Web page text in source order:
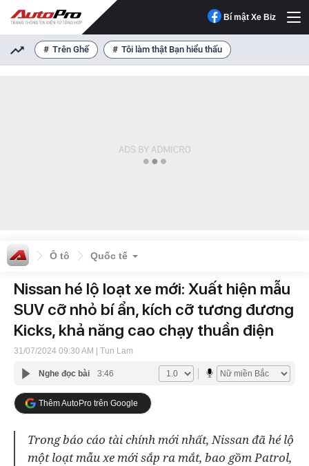
Bí mật Xe Biz
Trên Ghế Tôi làm thật Bạn hiểu thấu
Ô tô Quốc tế
Nissan hé lộ loạt xe mới: Xuất hiện mẫu
SUV cỡ nhỏ bí ẩn, kích cỡ tương đương
Kicks, khả năng cao chạy thuần điện
31/07/2024 09:30 AM | Tun Lam
Nghe đọc bài 3:46
Thêm AutoPro trên Google
Trong báo cáo tài chính mới nhất, Nissan đã hé lộ
một loạt mẫu xe mới sắp ra mắt, bao gồm Patrol,